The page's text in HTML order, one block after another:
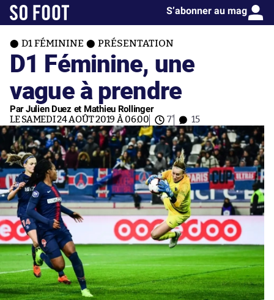
S’abonner au mag
D1 FÉMININE PRÉSENTATION
D1 Féminine, une
vague à prendre
Par Julien Duez et Mathieu Rollinger
LE SAMEDI 24 AOÛT 2019 À 06:00 7' 15